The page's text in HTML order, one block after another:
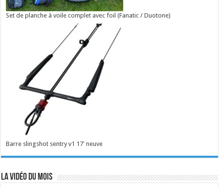
Set de planche à voile complet avec foil (Fanatic / Duotone)
Barre slingshot sentry v1 17' neuve
La vidéo du mois